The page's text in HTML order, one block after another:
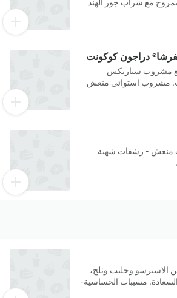
مع شراب جوز الهند
دراجون كوكونت
مع مشروب ستاربكس
مشروب استوائي منعش
وفاكهة دراجون
منعش - رشفات شهية
الاسبرسو وحليب وثلج،
مسببات الحساسية-